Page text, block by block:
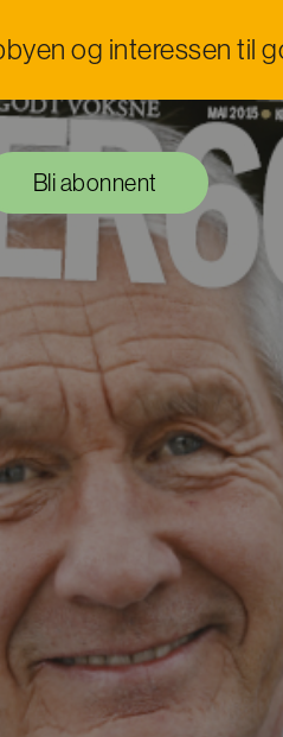
og interessen til
Bli abonnent